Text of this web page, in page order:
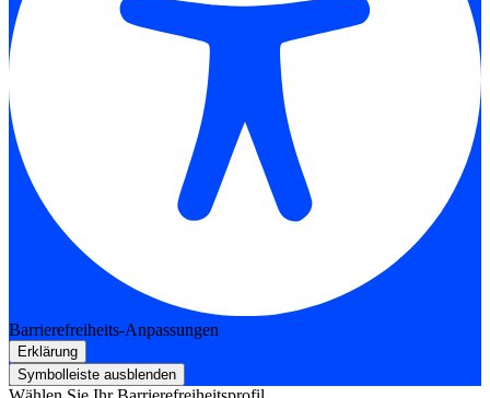
Barrierefreiheits-Anpassungen
Erklärung
Symbolleiste ausblenden